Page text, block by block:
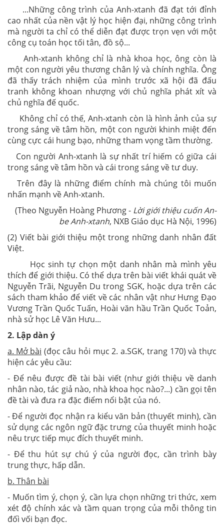
...Những công trình của Anh-xtanh đã đạt tới đỉnh
cao nhất của nền vật lý học hiện đại, những công trình
mà người ta chỉ có thể diễn đạt được trọn vẹn với một
công cụ toán học tối tân, đồ sộ...
Anh-xtanh không chỉ là nhà khoa học, ông còn là
một con người yêu thương chân lý và chính nghĩa. Ông
đã thấy trách nhiệm của mình trước xã hội đã đấu
tranh không khoan nhượng với chủ nghĩa phát xít và
chủ nghĩa đế quốc.
Không chỉ có thế, Anh-xtanh còn là hình ảnh của sự
trong sáng về tâm hồn, một con người khinh miệt đến
cùng cực cái hung bạo, những tham vọng tầm thường.
Con người Anh-xtanh là sự nhất trí hiếm có giữa cái
trong sáng về tâm hồn và cái trong sáng về tư duy.
Trên đây là những điểm chính mà chúng tôi muốn
nhấn mạnh về Anh-xtanh.
(Theo Nguyễn Hoàng Phương - Lời giới thiệu cuốn An-
be Anh-xtanh, NXB Giáo dục Hà Nội, 1996)
(2) Viết bài giới thiệu một trong những danh nhân đất
Việt.
Học sinh tự chọn một danh nhân mà mình yêu
thích để giới thiệu. Có thể dựa trên bài viết khái quát về
Nguyễn Trãi, Nguyễn Du trong SGK, hoặc dựa trên các
sách tham khảo để viết về các nhân vật như Hưng Đạo
Vương Trần Quốc Tuấn, Hoài văn hầu Trần Quốc Toản,
nhà sử học Lê Văn Hưu...
2. Lập dàn ý
a. Mở bài (đọc câu hỏi mục 2. a.SGK, trang 170) và thực
hiện các yêu cầu:
- Để nêu được đề tài bài viết (như giới thiệu về danh
nhân nào, tác giả nào, nhà khoa học nào?...) cần gọi tên
đề tài và đưa ra đặc điểm nổi bật của nó.
- Để người đọc nhận ra kiểu văn bản (thuyết minh), cần
sử dụng các ngôn ngữ đặc trưng của thuyết minh hoặc
nêu trực tiếp mục đích thuyết minh.
- Để thu hút sự chú ý của người đọc, cần trình bày
trung thực, hấp dẫn.
b. Thân bài
- Muốn tìm ý, chọn ý, cần lựa chọn những tri thức, xem
xét độ chính xác và tầm quan trọng của mỗi thông tin
đốì vối bạn đọc.